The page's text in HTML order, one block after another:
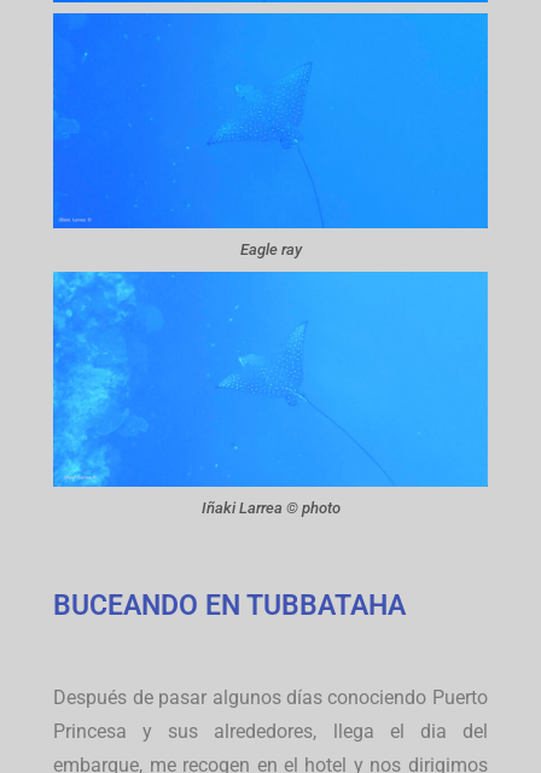
Eagle ray
Iñaki Larrea © photo
BUCEANDO EN TUBBATAHA
Después de pasar algunos días conociendo Puerto
Princesa y sus alrededores, llega el dia del
embarque, me recogen en el hotel y nos dirigimos